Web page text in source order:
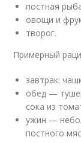
постная
овощи и
творог.
Примерный
завтрак:
обед —
сока из
ужин —
постного